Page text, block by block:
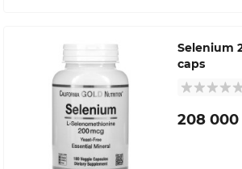
Selenium
caps
208